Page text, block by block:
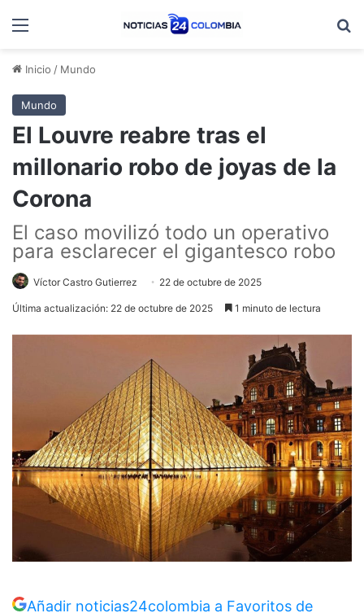
Menú
Inicio / Mundo
Mundo
El Louvre reabre tras el
millonario robo de joyas de la
Corona
El caso movilizó todo un operativo
para esclarecer el gigantesco robo
Víctor Castro Gutierrez 22 de octubre de 2025
Última actualización: 22 de octubre de 2025 1 minuto de lectura
Añadir noticias24colombia a Favoritos de